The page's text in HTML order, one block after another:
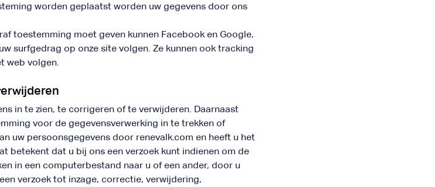
worden geplaatst worden uw gegevens door ons
toestemming moet geven kunnen Facebook en Google,
surfgedrag op onze site volgen. Ze kunnen ook tracking
web volgen.
in te zien, te corrigeren of te verwijderen. Daarnaast
voor de gegevensverwerking in te trekken of
uw persoonsgegevens door renevalk.com en heeft u het
betekent dat u bij ons een verzoek kunt indienen om de
in een computerbestand naar u of een ander, door u
verzoek tot inzage, correctie, verwijdering,